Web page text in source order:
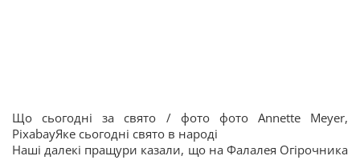
Що сьогодні за свято / фото фото Annette Meyer,
PixabayЯке сьогодні свято в народі
Наші далекі пращури казали, що на Фалалея Огірочника